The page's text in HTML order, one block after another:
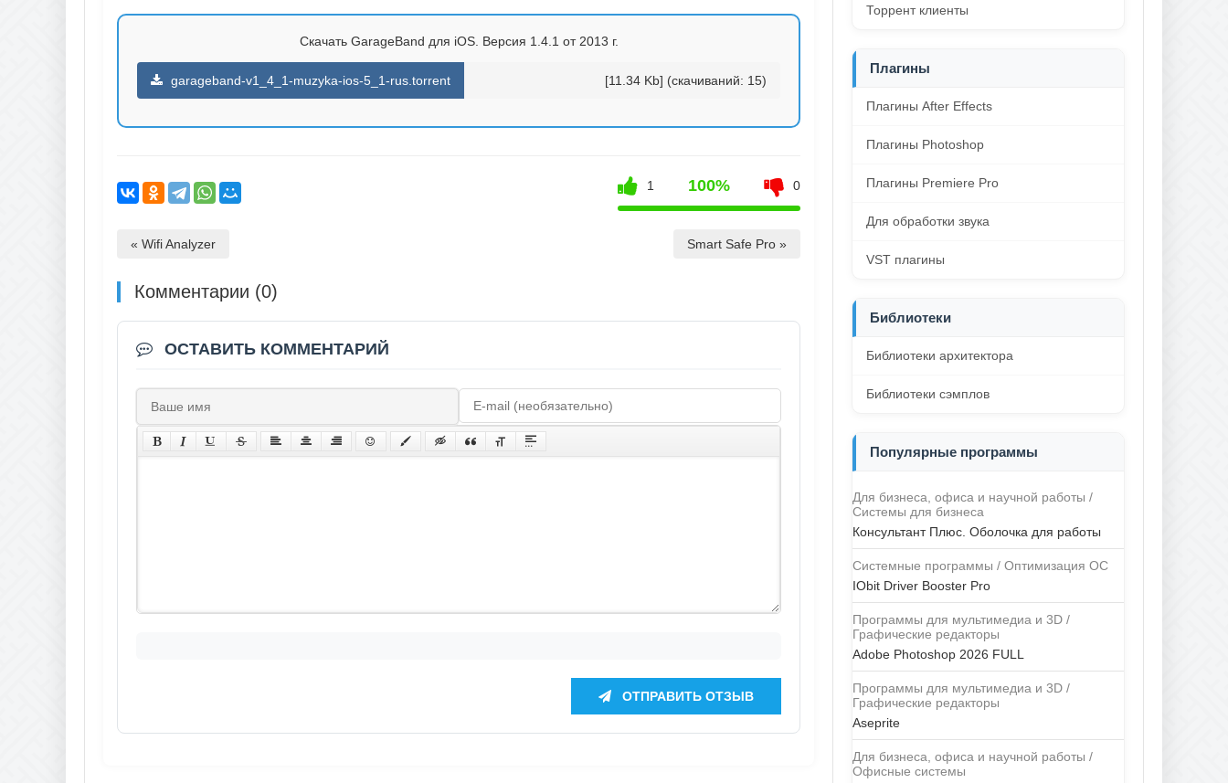
Скачать GarageBand для iOS. Версия 1.4.1 от 2013 г.
garageband-v1_4_1-muzyka-ios-5_1-rus.torrent [11.34 Kb] (cкачиваний: 15)
1 100% 0
« Wifi Analyzer Smart Safe Pro »
Комментарии (0)
ОСТАВИТЬ КОММЕНТАРИЙ
ОТПРАВИТЬ ОТЗЫВ
Торрент клиенты
Плагины
Плагины After Effects
Плагины Photoshop
Плагины Premiere Pro
Для обработки звука
VST плагины
Библиотеки
Библиотеки архитектора
Библиотеки сэмплов
Популярные программы
Для бизнеса, офиса и научной работы /
Системы для бизнеса
Консультант Плюс. Оболочка для работы
Системные программы / Оптимизация ОС
IObit Driver Booster Pro
Программы для мультимедиа и 3D /
Графические редакторы
Adobe Photoshop 2026 FULL
Программы для мультимедиа и 3D /
Графические редакторы
Aseprite
Для бизнеса, офиса и научной работы /
Офисные системы